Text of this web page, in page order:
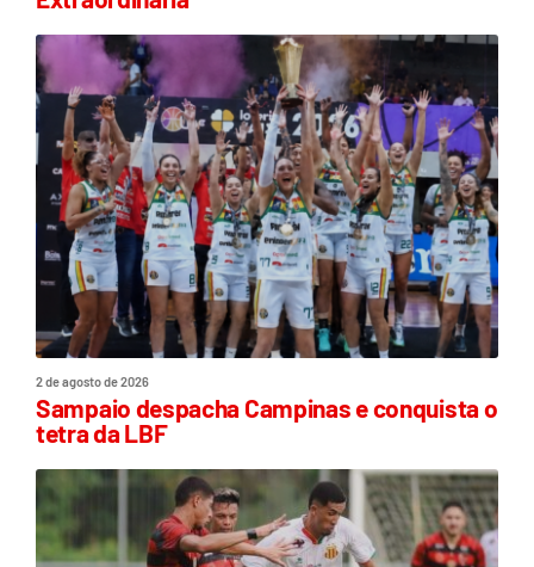
2 de agosto de 2026
Sampaio despacha Campinas e conquista o
tetra da LBF